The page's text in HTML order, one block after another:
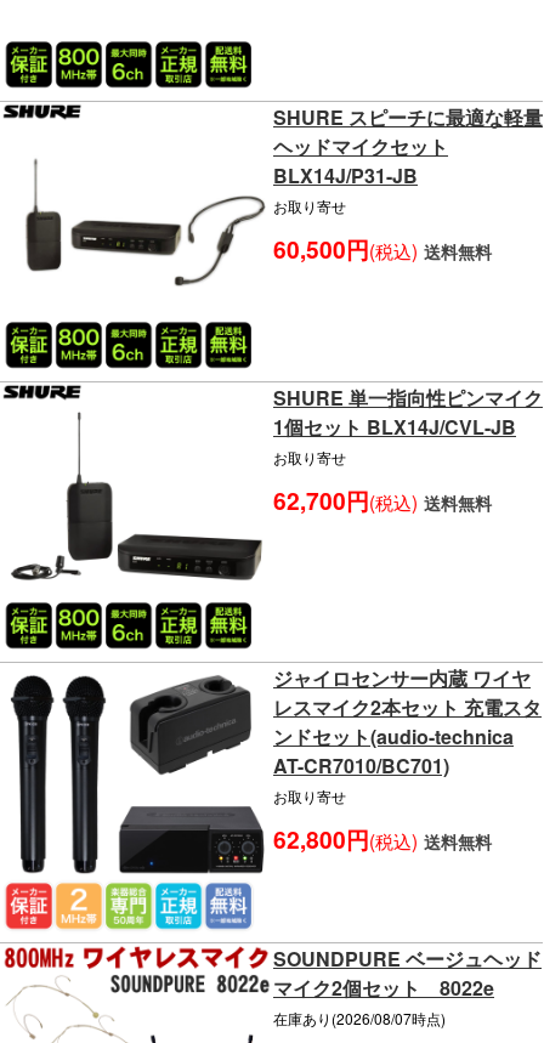
SHURE スピーチに最適な軽量
ヘッドマイクセット
BLX14J/P31-JB
お取り寄せ
60,500円(税込) 送料無料
SHURE 単一指向性ピンマイク
1個セット BLX14J/CVL-JB
お取り寄せ
62,700円(税込) 送料無料
ジャイロセンサー内蔵 ワイヤ
レスマイク2本セット 充電スタ
ンドセット(audio-technica
AT-CR7010/BC701)
お取り寄せ
62,800円(税込) 送料無料
SOUNDPURE ベージュヘッド
マイク2個セット 8022e
在庫あり(2026/08/07時点)